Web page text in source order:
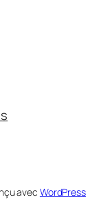
avec WordPress